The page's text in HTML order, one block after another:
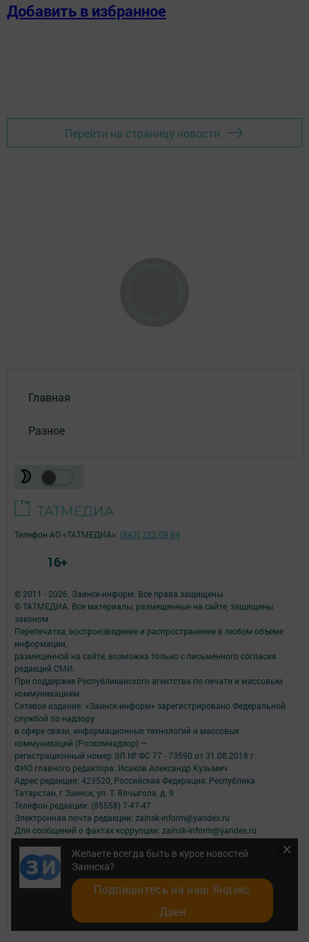
Добавить в избранное
Перейти на страницу новости
Главная
Разное
Желаете всегда быть в курсе новостей
Заинска?
Подпишитесь на наш Яндекс
Дзен
© 2011 - 2026. Заинск-информ. Все права защищены.
© ТАТМЕДИА. Все материалы, размещенные на сайте, защищены
законом.
Перепечатка, воспроизведение и распространение в любом объеме
информации,
размещенной на сайте, возможна только с письменного согласия
редакций СМИ.
При поддержке Республиканского агентства по печати и массовым
коммуникациям.
Сетевое издание: «Заинск-информ» зарегистрировано Федеральной
службой по надзору
в сфере связи, информационных технологий и массовых
коммуникаций (Роскомнадзор) —
регистрационный номер ЭЛ № ФС 77 - 73590 от 31.08.2018 г
ФИО главного редактора: Исаков Александр Кузьмич
Адрес редакции: 423520, Российская Федерация, Республика
Татарстан, г Заинск, ул. Т. Ялчыгола, д. 9
Телефон редакции: (85558) 7-47-47
Электронная почта редакции: zainsk-inform@yandex.ru
Для сообщений о фактах коррупции: zainsk-inform@yandex.ru
Антикоррупционная политика
АО «ТАТМЕДИА» использует «cookie»для персонализации сервисов и
удобства пользователей сайтом.
Политика конфиденциальности
Телефон АО «ТАТМЕДИА»: (843) 222 09 84
16+